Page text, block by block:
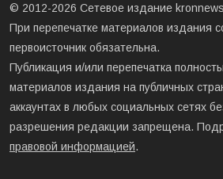
© 2012-2026 Сетевое издание
При перепечатке материалов издания
первоисточник обязательна.
Публикация и/или перепечатка
материалов издания на публичных
аккаунтах в любых социальных сетях
разрешения редакции запрещена.
правовой информацией.